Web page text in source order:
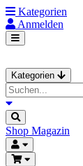
Kategorien
Anmelden
Kategorien
Shop Magazin